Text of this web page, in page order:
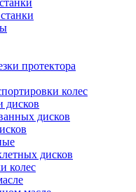
протектора
колес
дисков
дисков
дисков
колес